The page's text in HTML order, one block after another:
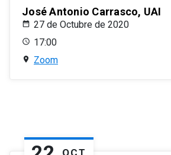
José Antonio Carrasco, UAI
27 de Octubre de 2020
17:00
Zoom